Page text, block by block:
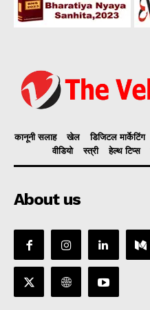
कानूनी सलाह खेल डिजिटल मार्केटिंग
वीडियो
स्त्री हेल्थ टिप्स
About us